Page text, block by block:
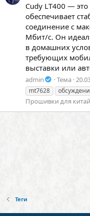
Cudy LT400 —
обеспечивает
соединение с
Мбит/с. Он
в домашних
требующих
выставки или
admin Тема
mt7628
Прошивки для
Теги